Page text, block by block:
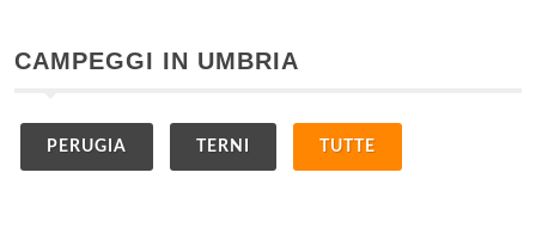
CAMPEGGI IN UMBRIA
PERUGIA TERNI TUTTE